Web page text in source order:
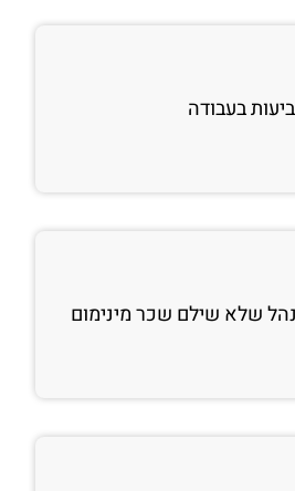
בעבודה
שלא שילם שכר מינימום